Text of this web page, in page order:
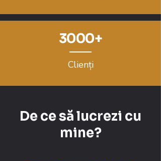
3000+
Clienți
De ce să lucrezi cu
mine?